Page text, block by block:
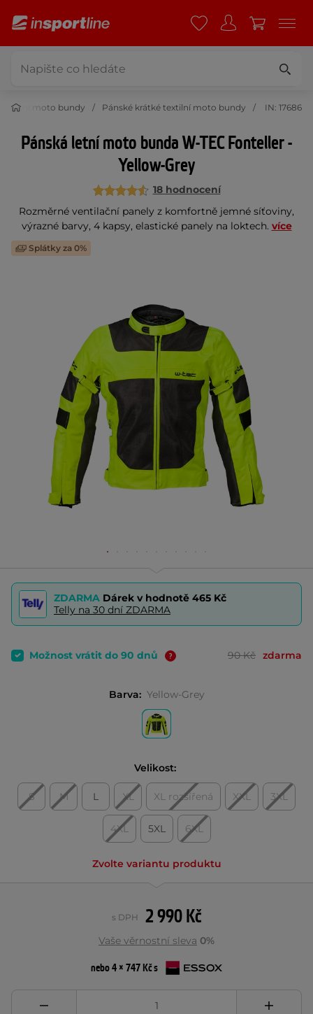
textilní moto bundy Pánské krátké textilní moto bundy IN: 17686
Pánská letní moto bunda W-TEC Fonteller -
Yellow-Grey
18 hodnocení
Rozměrné ventilační panely z komfortně jemné síťoviny,
výrazné barvy, 4 kapsy, elastické panely na loktech. více
Splátky za 0%
ZDARMA Dárek v hodnotě 465 Kč
Telly na 30 dní ZDARMA
Možnost vrátit do 90 dnů 90 Kč zdarma
Barva: Yellow-Grey
Velikost:
S M L XL XL rozšířená XXL 3XL
4XL 5XL 6XL
Zvolte variantu produktu
2 990 Kč
s DPH
Vaše věrnostní sleva 0%
nebo 4 × 747 Kč s